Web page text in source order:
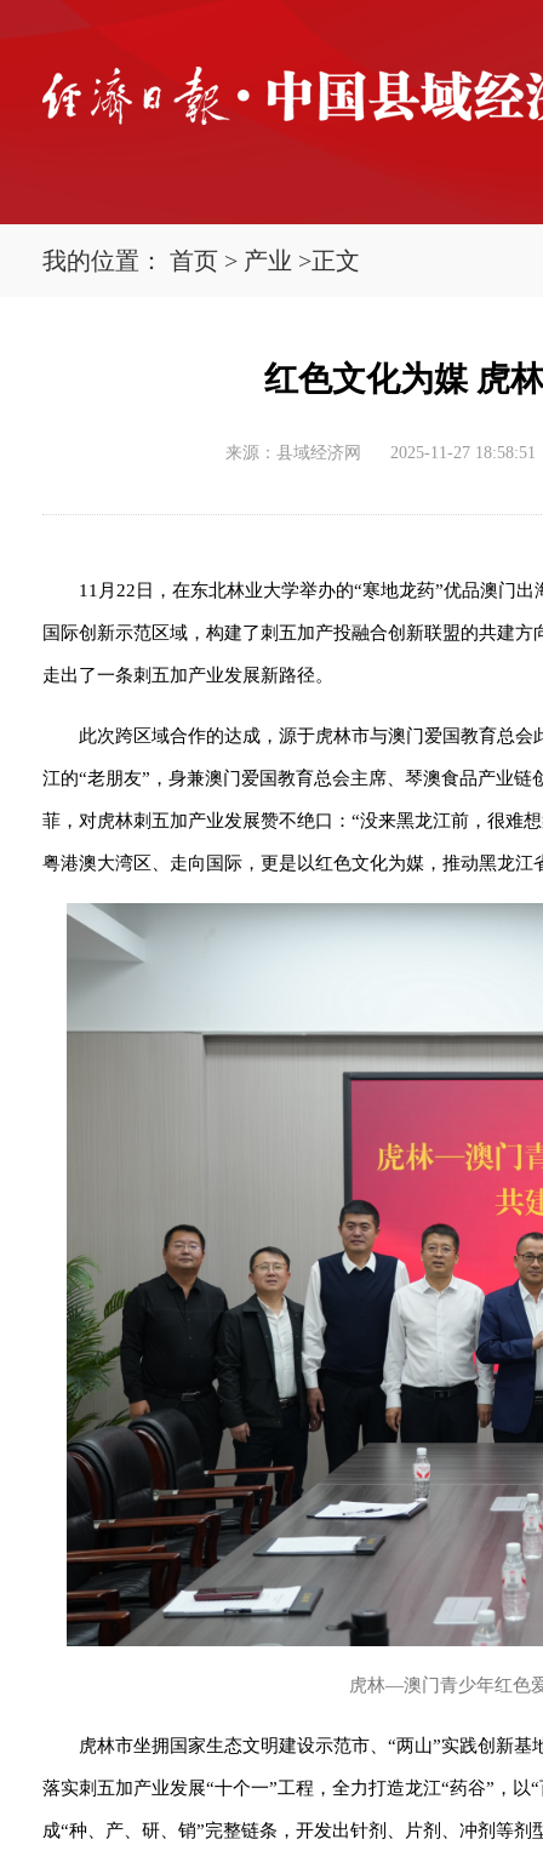
我的位置： 首页 > 产业 >正文
红色文化为媒 虎
来源：县域经济网 2025-11-27 18:58:51
11月22日，在东北林业大学举办的“寒地龙药”优品澳门
国际创新示范区域，构建了刺五加产投融合创新联盟的共建
走出了一条刺五加产业发展新路径。
此次跨区域合作的达成，源于虎林市与澳门爱国教育总
江的“老朋友”，身兼澳门爱国教育总会主席、琴澳食品产业
菲，对虎林刺五加产业发展赞不绝口：“没来黑龙江前，很难
粤港澳大湾区、走向国际，更是以红色文化为媒，推动黑龙
虎林—澳门青少年红色
虎林市坐拥国家生态文明建设示范市、“两山”实践创新
落实刺五加产业发展“十个一”工程，全力打造龙江“药谷”，
成“种、产、研、销”完整链条，开发出针剂、片剂、冲剂等